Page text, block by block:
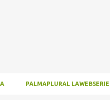
PALMAPLURAL LAWEBSERIE